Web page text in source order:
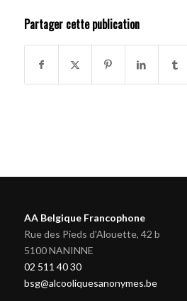
Partager cette publication
AA Belgique Francophone
Rue des Pieds d'Alouette, 42 b
5100 NANINNE
02 511 40 30
bsg@alcooliquesanonymes.be